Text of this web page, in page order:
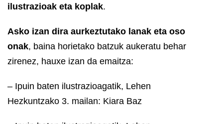
ilustrazioak eta koplak.
Asko izan dira aurkeztutako lanak eta oso
onak, baina horietako batzuk aukeratu behar
zirenez, hauxe izan da emaitza:
– Ipuin baten ilustrazioagatik, Lehen
Hezkuntzako 3. mailan: Kiara Baz